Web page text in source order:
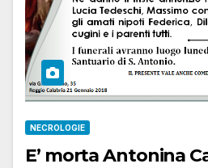
NECROLOGIE
E’ morta Antonina